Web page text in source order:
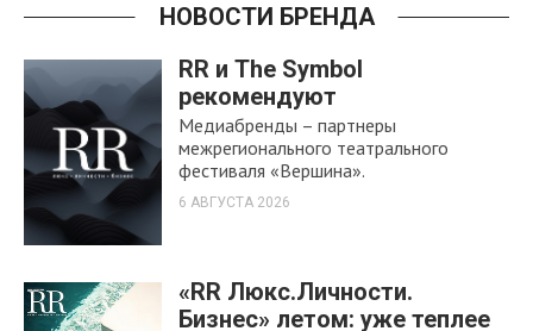
НОВОСТИ БРЕНДА
RR и The Symbol
рекомендуют
Медиабренды – партнеры
межрегионального театрального
фестиваля «Вершина».
6 АВГУСТА 2026
«RR Люкс.Личности.
Бизнес» летом: уже теплее